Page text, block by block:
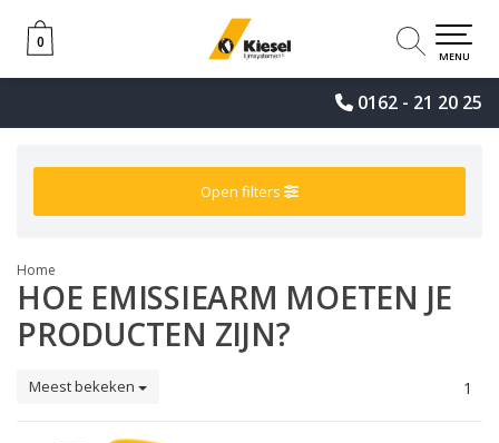
0162 - 21 20 25
0
0
MENU
Open filters
Home
HOE EMISSIEARM MOETEN JE
PRODUCTEN ZIJN?
Meest bekeken 1